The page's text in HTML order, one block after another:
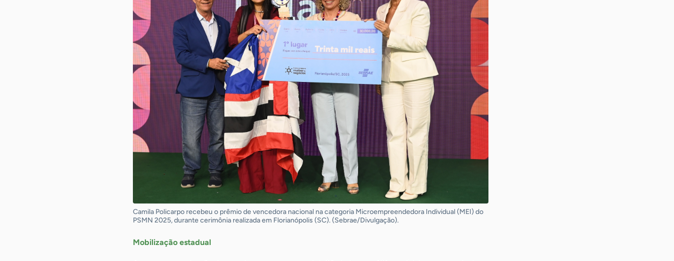
Camila Policarpo recebeu o prêmio de vencedora nacional na categoria Microempreendedora Individual (MEI) do
PSMN 2025, durante cerimônia realizada em Florianópolis (SC). (Sebrae/Divulgação).
Mobilização estadual